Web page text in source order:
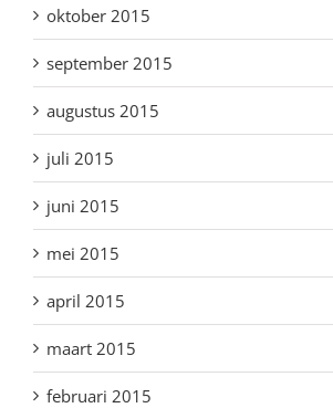
oktober 2015
september 2015
augustus 2015
juli 2015
juni 2015
mei 2015
april 2015
maart 2015
februari 2015